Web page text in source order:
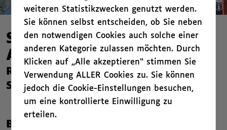
weiteren Statistikzwecken genutzt werden.
Sie können selbst entscheiden, ob Sie neben
den notwendigen Cookies auch solche einer
anderen Kategorie zulassen möchten. Durch
Klicken auf „Alle akzeptieren“ stimmen Sie
Verwendung ALLER Cookies zu. Sie können
jedoch die Cookie-Einstellungen besuchen,
um eine kontrollierte Einwilligung zu
erteilen.
,
Suche nach der geheimen
Ausstellung
Rundgang über die Baustelle des
Spreeparks mit Heidi Kirk
Beschreibung